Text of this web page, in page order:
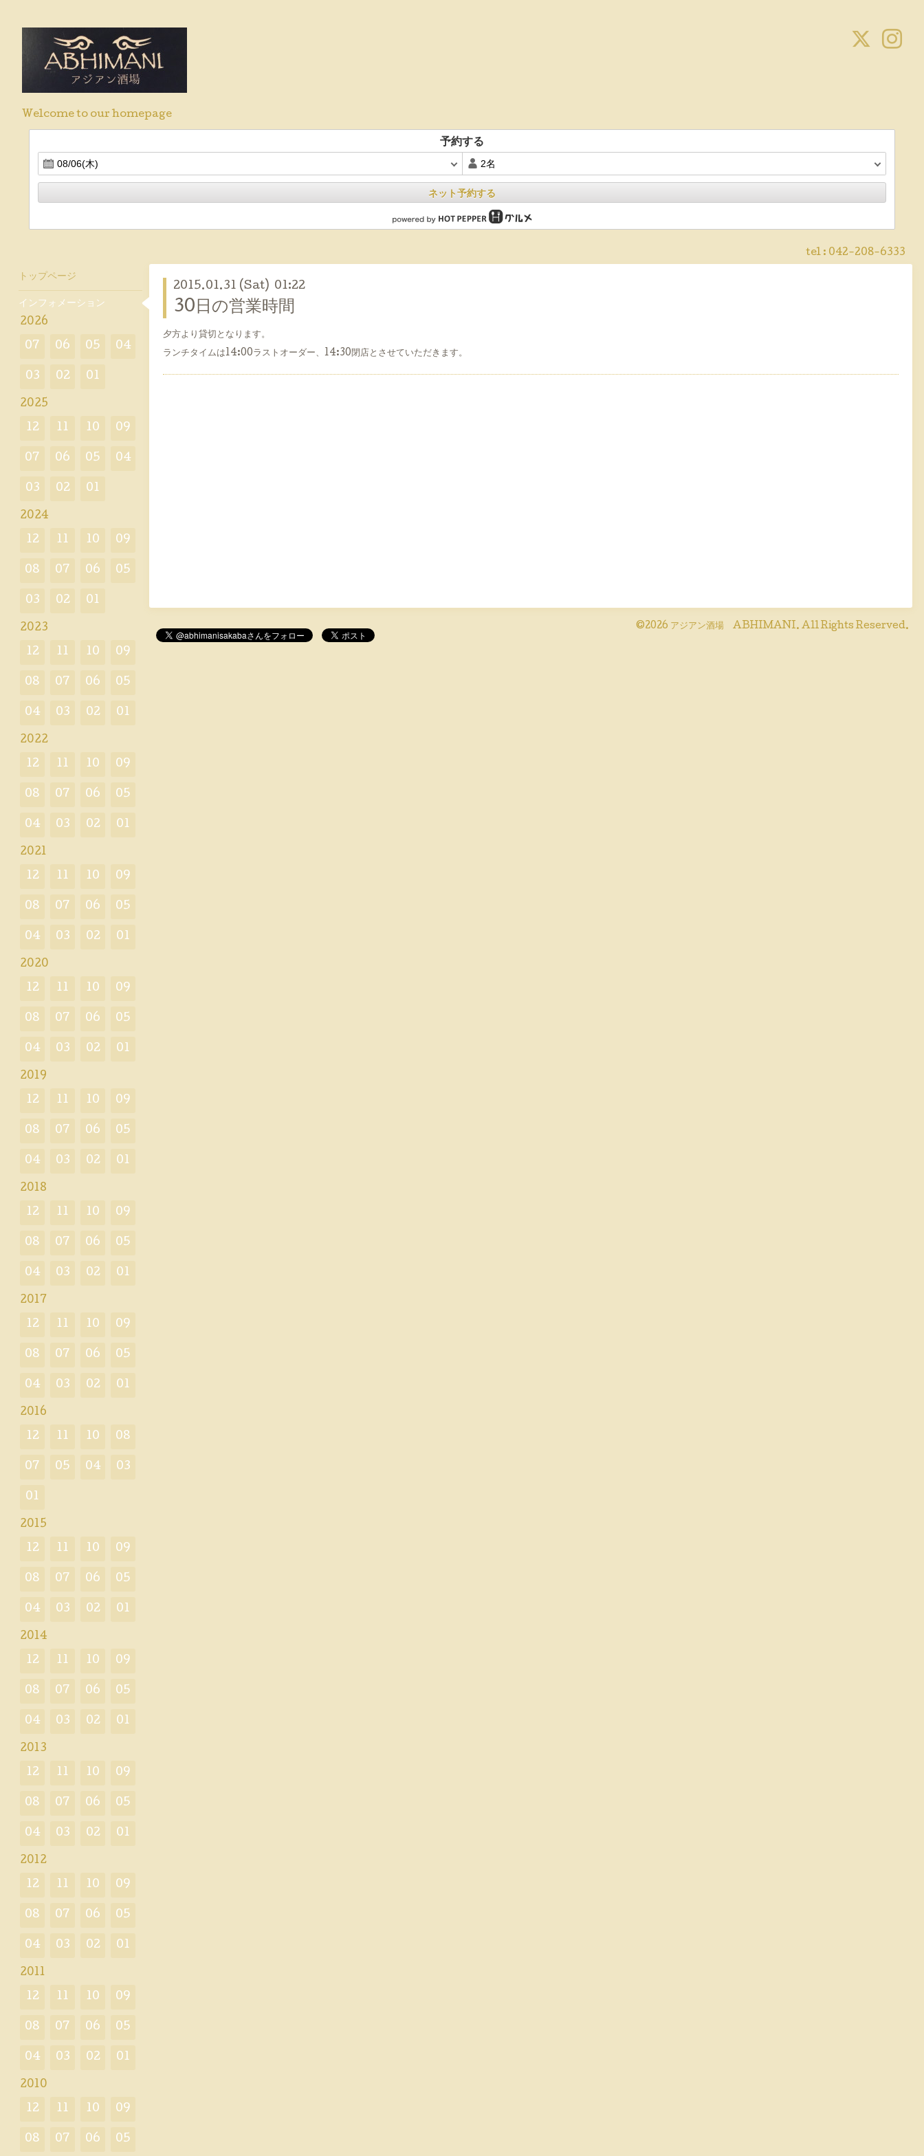
Welcome to our homepage
tel : 042-208-6333
予約する
ネット予約する
2015.01.31 (Sat) 01:22
30日の営業時間
夕方より貸切となります。
ランチタイムは14:00ラストオーダー、14:30閉店とさせていただきます。
©2026 アジアン酒場 ABHIMANI. All Rights Reserved.
トップページ
インフォメーション
2026
07 06 05 04
03 02 01
2025
12 11 10 09
07 06 05 04
03 02 01
2024
12 11 10 09
08 07 06 05
03 02 01
2023
12 11 10 09
08 07 06 05
04 03 02 01
2022
12 11 10 09
08 07 06 05
04 03 02 01
2021
12 11 10 09
08 07 06 05
04 03 02 01
2020
12 11 10 09
08 07 06 05
04 03 02 01
2019
12 11 10 09
08 07 06 05
04 03 02 01
2018
12 11 10 09
08 07 06 05
04 03 02 01
2017
12 11 10 09
08 07 06 05
04 03 02 01
2016
12 11 10 08
07 05 04 03
01
2015
12 11 10 09
08 07 06 05
04 03 02 01
2014
12 11 10 09
08 07 06 05
04 03 02 01
2013
12 11 10 09
08 07 06 05
04 03 02 01
2012
12 11 10 09
08 07 06 05
04 03 02 01
2011
12 11 10 09
08 07 06 05
04 03 02 01
2010
12 11 10 09
08 07 06 05